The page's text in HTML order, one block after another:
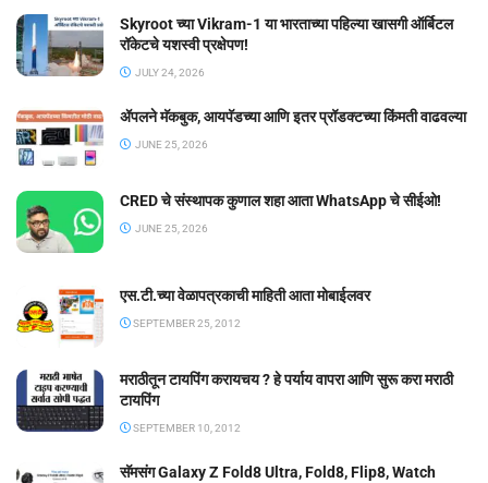
Skyroot च्या Vikram-1 या भारताच्या पहिल्या खासगी ऑर्बिटल
रॉकेटचे यशस्वी प्रक्षेपण!
JULY 24, 2026
ॲपलने मॅकबुक, आयपॅडच्या आणि इतर प्रॉडक्टच्या किंमती वाढवल्या
JUNE 25, 2026
CRED चे संस्थापक कुणाल शहा आता WhatsApp चे सीईओ!
JUNE 25, 2026
एस.टी.च्या वेळापत्रकाची माहिती आता मोबाईलवर
SEPTEMBER 25, 2012
मराठीतून टायपिंग करायचय ? हे पर्याय वापरा आणि सुरू करा मराठी
टायपिंग
SEPTEMBER 10, 2012
सॅमसंग Galaxy Z Fold8 Ultra, Fold8, Flip8, Watch